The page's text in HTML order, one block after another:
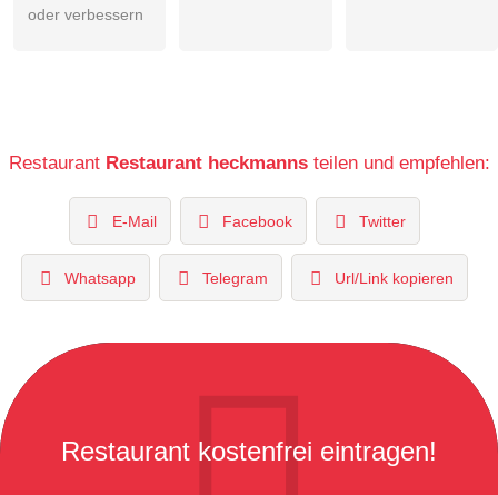
oder verbessern
Restaurant Restaurant heckmannsteilen und empfehlen:
E-Mail Facebook Twitter
Whatsapp Telegram Url/Link kopieren
Restaurant kostenfrei eintragen!